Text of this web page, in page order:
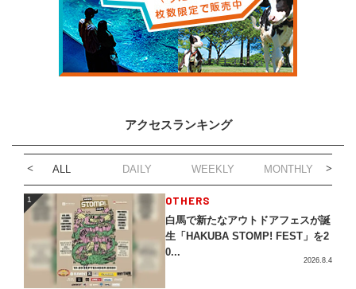
アクセスランキング
ALL DAILY WEEKLY MONTHLY
1 OTHERS
白馬で新たなアウトドアフェスが誕
生「HAKUBA STOMP! FEST」を2
0...
2026.8.4